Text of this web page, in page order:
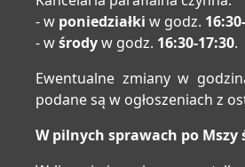
- w poniedziałki w godz.
- wśrodyw godz. 16:30-17:30.
Ewentualne zmiany w
podane są w ogłoszeniach z
W pilnych sprawach po Mszy